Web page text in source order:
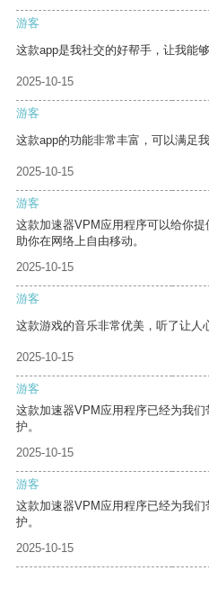
游客
这款app是我社交的好帮手，让我能
2025-10-15
游客
这款app的功能非常丰富，可以满足
2025-10-15
游客
这款加速器VPM应用程序可以给你
助你在网络上自由移动。
2025-10-15
游客
这款游戏的音乐非常优美，听了让人
2025-10-15
游客
这款加速器VPM应用程序已经为我
护。
2025-10-15
游客
这款加速器VPM应用程序已经为我
护。
2025-10-15